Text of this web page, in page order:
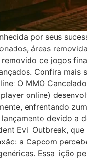
por seus
áreas
de jogos
Confira
O MMO
online)
enfrentando
devido a
Evil Outbreak,
a Capcom
Essa lição